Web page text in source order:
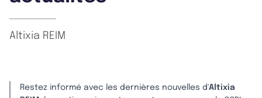
Altixia REIM
Restez informé avec les dernières nouvelles d'Altixia